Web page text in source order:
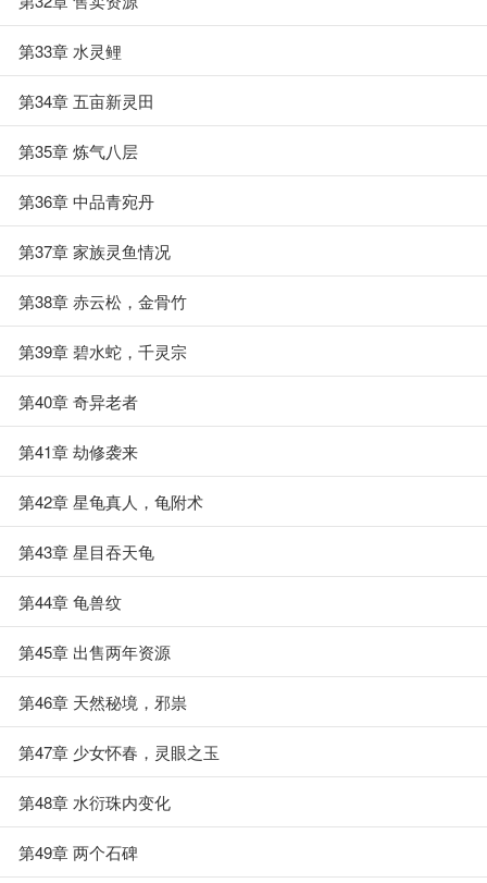
第33章 水灵鲤
第34章 五亩新灵田
第35章 炼气八层
第36章 中品青宛丹
第37章 家族灵鱼情况
第38章 赤云松，金骨竹
第39章 碧水蛇，千灵宗
第40章 奇异老者
第41章 劫修袭来
第42章 星龟真人，龟附术
第43章 星目吞天龟
第44章 龟兽纹
第45章 出售两年资源
第46章 天然秘境，邪祟
第47章 少女怀春，灵眼之玉
第48章 水衍珠内变化
第49章 两个石碑